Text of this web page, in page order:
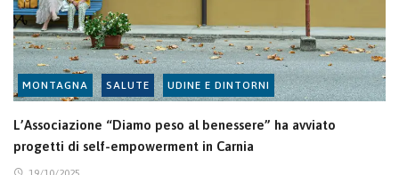
MONTAGNA SALUTE UDINE E DINTORNI
L’Associazione “Diamo peso al benessere” ha avviato
progetti di self-empowerment in Carnia